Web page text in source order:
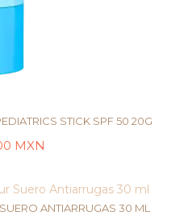
STICK SPF 50 20G
MXN
ANTIARRUGAS 30 ML